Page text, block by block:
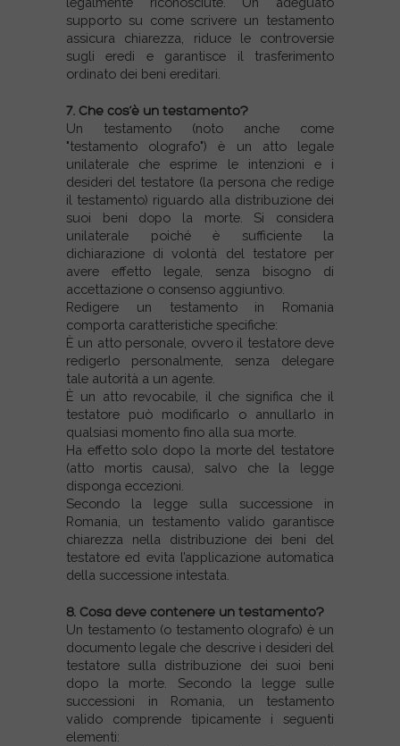
supporto su come scrivere un testamento
assicura chiarezza, riduce le controversie
sugli eredi e garantisce il trasferimento
ordinato dei beni ereditari.
7. Che cos’è un testamento?
Un testamento (noto anche come
"testamento olografo") è un atto legale
unilaterale che esprime le intenzioni e i
desideri del testatore (la persona che redige
il testamento) riguardo alla distribuzione dei
suoi beni dopo la morte. Si considera
unilaterale poiché è sufficiente la
dichiarazione di volontà del testatore per
avere effetto legale, senza bisogno di
accettazione o consenso aggiuntivo.
Redigere un testamento in Romania
comporta caratteristiche specifiche:
È un atto personale, ovvero il testatore deve
redigerlo personalmente, senza delegare
tale autorità a un agente.
È un atto revocabile, il che significa che il
testatore può modificarlo o annullarlo in
qualsiasi momento fino alla sua morte.
Ha effetto solo dopo la morte del testatore
(atto mortis causa), salvo che la legge
disponga eccezioni.
Secondo la legge sulla successione in
Romania, un testamento valido garantisce
chiarezza nella distribuzione dei beni del
testatore ed evita l’applicazione automatica
della successione intestata.
8. Cosa deve contenere un testamento?
Un testamento (o testamento olografo) è un
documento legale che descrive i desideri del
testatore sulla distribuzione dei suoi beni
dopo la morte. Secondo la legge sulle
successioni in Romania, un testamento
valido comprende tipicamente i seguenti
elementi: